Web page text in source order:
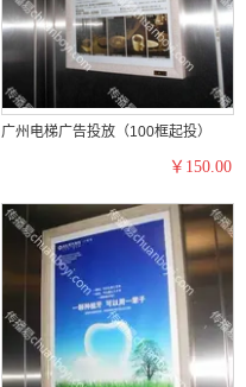
广州电梯广告投放（100框起投）
￥150.00